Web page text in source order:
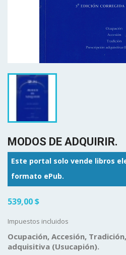
MODOS DE ADQUIRIR.
Este portal solo vende libros
formato ePub.
539,00 $
Impuestos incluidos
Ocupación, Accesión,
adquisitiva (Usucapión).